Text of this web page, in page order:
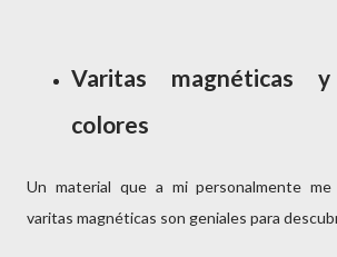
Varitas magnéticas
colores
Un material que a mi personalmente me
varitas magnéticas son geniales para